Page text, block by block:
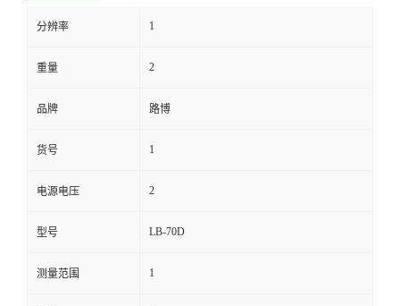
式
在
分辨率 1
重量 2
品牌 路博
货号 1
电源电压 2
型号 LB-70D
测量范围 1